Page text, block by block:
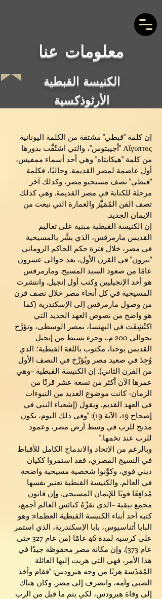
معلومات عنا
الكنيسة القبطية
الأرثوذكسية
إن كلمة "قبطي" مشتقة من الكلمة اليونانية
Αἴγυπτος "أجيبتوس"، والتي اشتُقَّت بدورها
من كلمة "هيكابتاه" وهي أحد أسماء ممفيس،
أول عاصمة لمصر القديمة. وحاليًا، فكلمة
"قبطي" تصف مسيحيو مصر، وكذلك آخر
مرحلة للكتابة في مصر القديمة. وهي كذلك
تصف الفن المُمَيَّز والعمارة التي نبعت من
الإيمان الجديد.
إن الكنيسة القبطية مبنية على تعاليم
القديس مارمرقس، الذي بشَّر بالمسيحية
في مصر، خلال فترة حكم الحاكم الروماني
"نيرون" في القرن الأول، بعد حوالي عشرون
عامًا من صعود السيد المسيح. ومارمرقس
هو أحد الإنجيليين وكتب أول إنجيل. وانتشرت
المسيحية في كل أنحاء مصر خلال نصف قرن
من وصول مارمرقس إلى الإسكندرية (كما
هو واضح من نصوص العهد الجديد التي
اكتُشِفَت في البهنسا، بمصر الوسطى، وتؤرَّخ
بحوالي 200 م.، وجزء بسيط من إنجيل
القديس يوحنا، مكتوب باللغة القبطية؛ الذي
وُجِدَ في صعيد مصر ويُؤرَّخ في النصف الأول
من القرن الثاني). إن الكنيسة القبطية –وهي
عمرها الآن أكثر من تسعة عشر قرنًا من
الزمان- كانت موضوع العديد من النبوءات
في العهد القديم. ويقول (إشعياء النبي في
إصحاح 19، الآية 19): "وفي ذلك اليوم، يكون
مذبح للرب في وسط أرض مصر، وعمود
للرب عند تخمها."
وبالرغم من الإتحاد والاندماج الكامل للأقباط
في النسيج المصري، فقد استمروا ككيان
ديني قوي، وكوَّنوا شخصية مسيحية واضحة
في العالم. والكنيسة القبطية تعتبر نفسها
مُدافِعًا قويًا للإيمان المسيحي. وإن قانون
مجمع نيقية –الذي تقرِّهُ كنائس العالم أجمع،
كتبه أحد أبناء الكنيسة القبطية العظماء: وهو
البابا أثناسيوس، بابا الإسكندرية، الذي استمر
على كرسيه لمدة 46 عامًا (من عام 327 حتى
عام 373). وإن مكانة مصر محفوظة جيدًا في
هذا الأمر، فهي التي هربت إليها العائلة
المُقدّسة هربًا من وجه هيرودس: "فقام وأخذ
الصبي وأمه، وانصرف إلى مصر. وكان هناك
إلى وفاة هيرودس، لكي يتم ما قيل من الرب